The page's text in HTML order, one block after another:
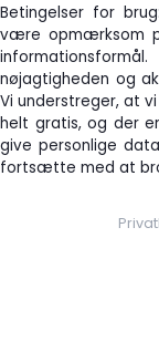
Betingelser for
være opmærksom
nøjagtigheden og
Vi understreger, at
helt gratis, og der
give personlige
fortsætte med at